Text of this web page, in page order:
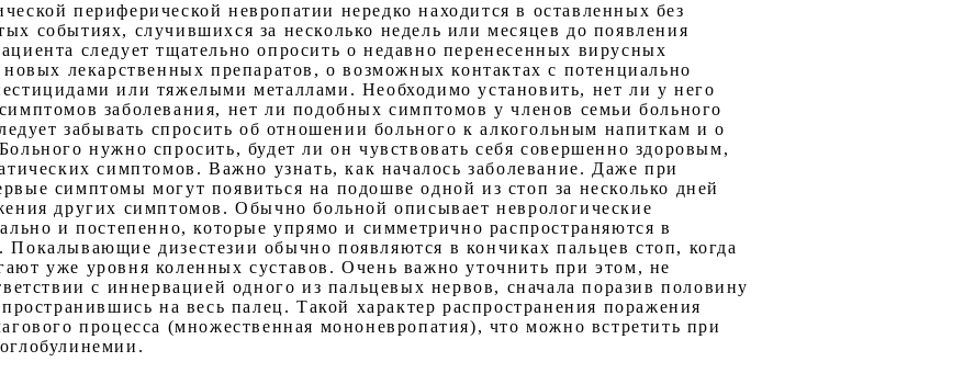
периферической невропатии нередко находится в оставленных без
событиях, случившихся за несколько недель или месяцев до появления
следует тщательно опросить о недавно перенесенных вирусных
лекарственных препаратов, о возможных контактах с потенциально
или тяжелыми металлами. Необходимо установить, нет ли у него
заболевания, нет ли подобных симптомов у членов семьи больного
забывать спросить об отношении больного к алкогольным напиткам и о
нужно спросить, будет ли он чувствовать себя совершенно здоровым,
симптомов. Важно узнать, как началось заболевание. Даже при
симптомы могут появиться на подошве одной из стоп за несколько дней
других симптомов. Обычно больной описывает неврологические
и постепенно, которые упрямо и симметрично распространяются в
Покалывающие дизестезии обычно появляются в кончиках пальцев стоп, когда
уже уровня коленных суставов. Очень важно уточнить при этом, не
с иннервацией одного из пальцевых нервов, сначала поразив половину
на весь палец. Такой характер распространения поражения
процесса (множественная мононевропатия), что можно встретить при